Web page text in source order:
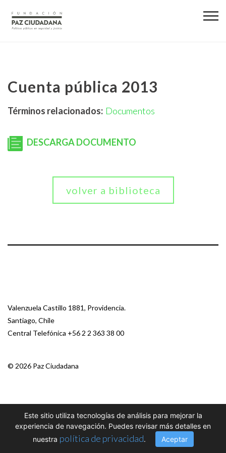
Cuenta pública 2013
Términos relacionados: Documentos
DESCARGA DOCUMENTO
volver a biblioteca
Valenzuela Castillo 1881, Providencia.
Santiago, Chile
Central Telefónica +56 2 2 363 38 00
© 2026 Paz Ciudadana
Este sitio utiliza tecnologías de análisis para mejorar la
experiencia de navegación. Puedes revisar más detalles en
nuestra política de privacidad. Aceptar